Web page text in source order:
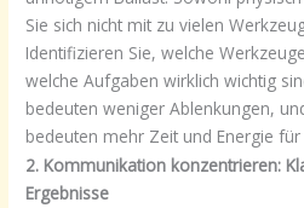
Sie sich nicht mit zu vielen
Identifizieren Sie, welche
welche Aufgaben wirklich wichtig
bedeuten weniger Ablenkungen,
bedeuten mehr Zeit und Energie
2. Kommunikation konzentrieren:
Ergebnisse